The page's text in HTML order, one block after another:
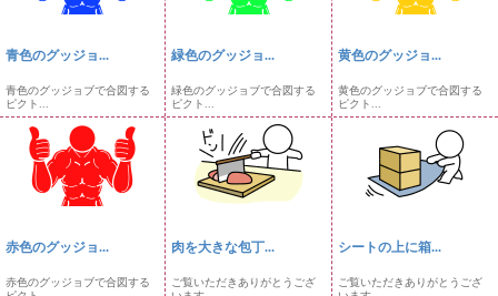
青色のグッジョ...
青色のグッジョブで合図する
ピクト...
緑色のグッジョ...
緑色のグッジョブで合図する
ピクト...
黄色のグッジョ...
黄色のグッジョブで合図する
ピクト...
赤色のグッジョ...
赤色のグッジョブで合図する
肉を大きな包丁...
ご覧いただきありがとうござ
シートの上に箱...
ご覧いただきありがとうござ